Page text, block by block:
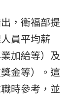
，衛福部提
員平均薪
加給等）及
金等）。這
時參考，並